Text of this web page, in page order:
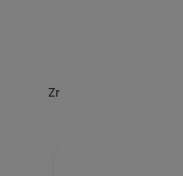
Znakomity kontakt,